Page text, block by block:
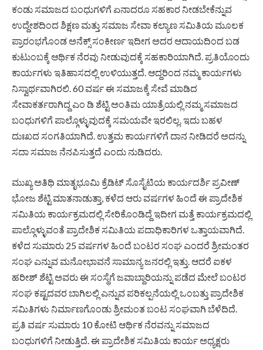
ಕಂಡು ಸಮಾಜದ ಬಂಧುಗಳಿಗೆ ಏನಾದರೂ ಸಹಕಾರ ನೀಡಬೇಕೆನ್ನುವ
ಉದ್ದೇಶದಿಂದ ಶಿಕ್ಷಣ ಮತ್ತು ಸಮಾಜ ಸೇವಾ ಕಲ್ಯಾಣ ಸಮಿತಿಯ ಮೂಲಕ
ಪ್ರಾರಂಭಗೊಂಡ ಅನೆಕ್ಸ್ ಸಂಕೀರ್ಣ ಇದೀಗ ಅದರ ಆದಾಯದಿಂದ ಬಡ
ಕುಟುಂಬಕ್ಕೆ ಆರ್ಥಿಕ ನೆರವು ನೀಡುವುದಕ್ಕೆ ಸಹಕಾರಿಯಾಗಿದೆ. ಪ್ರತಿಯೊಂದು
ಕಾರ್ಯಗಳು ಇತಿಹಾಸದಲ್ಲಿ ಉಳಿಯುತ್ತದೆ. ಆದ್ದರಿಂದ ನಮ್ಮ ಕಾರ್ಯಗಳು
ನಿಸ್ವಾರ್ಥವಾಗಿರಲಿ. 60 ವರ್ಷ ಈ ಸಮಾಜಕ್ಕೆ ಸೇವೆ ಮಾಡಿದ
ಸೇವಾಕರ್ತರಾಗಿದ್ದ ಎಂ ಡಿ ಶೆಟ್ಟಿ ಅಂತಿಮ ಯಾತ್ರೆಯಲ್ಲಿ ನಮ್ಮ ಸಮಾಜದ
ಬಂಧುಗಳಿಗೆ ಪಾಲ್ಗೊಳ್ಳುವುದಕ್ಕೆ ಸಮಯವೇ ಇರಲಿಲ್ಲ. ಇದು ಬಹಳ
ದುಃಖದ ಸಂಗತಿಯಾಗಿದೆ. ಉತ್ತಮ ಕಾರ್ಯಗಳಿಗೆ ದಾನ ನೀಡಿದರೆ ಅದನ್ನು
ಸದಾ ಸಮಾಜ ನೆನಪಿಸುತ್ತದೆ ಎಂದು ನುಡಿದರು.
ಮುಖ್ಯ ಅತಿಥಿ ಮಾತೃಭೂಮಿ ಕ್ರೆಡಿಟ್ ಸೊಸೈಟಿಯ ಕಾರ್ಯದರ್ಶಿ ಪ್ರವೀಣ್
ಭೋಜ ಶೆಟ್ಟಿ ಮಾತನಾಡುತ್ತಾ, ಕಳೆದ ಆರು ವರ್ಷಗಳ ಹಿಂದೆ ಈ ಪ್ರಾದೇಶಿಕ
ಸಮಿತಿಯ ಕಾರ್ಯಕ್ರಮದಲ್ಲಿ ಸೇರಿಕೊಂಡಿದ್ದೆ ಇದೀಗ ಮತ್ತೆ ಕಾರ್ಯಕ್ರಮದಲ್ಲಿ
ಪಾಲ್ಗೊಳ್ಳುವಂತೆ ಪ್ರಾದೇಶಿಕ ಸಮಿತಿಯ ಪದಾಧಿಕಾರಿಗಳ ಒತ್ತಾಯವಾಗಿದೆ.
ಕಳೆದ ಸುಮಾರು 25 ವರ್ಷಗಳ ಹಿಂದೆ ಬಂಟರ ಸಂಘ ಎಂದರೆ ಶ್ರೀಮಂತರ
ಸಂಘ ಎನ್ನುವ ಮನೋಭಾವನೆ ಸಾಮಾನ್ಯ ಜನರಲ್ಲಿ ಇತ್ತು. ಆದರೆ ಐಕಳ
ಹರೀಶ್ ಶೆಟ್ಟಿ ಅವರು ಈ ಸಂಸ್ಥೆಗೆ ಜವಾಬ್ದಾರಿಯನ್ನು ಪಡೆದ ಮೇಲೆ ಬಂಟರ
ಸಂಘ ಕಷ್ಟದವರ ಬಾಗಿಲಲ್ಲಿ ಎನ್ನುವ ಪರಿಕಲ್ಪನೆಯಲ್ಲಿ ಒಂಬತ್ತು ಪ್ರಾದೇಶಿಕ
ಸಮಿತಿಗಳು ನಿರ್ಮಾಣಗೊಂಡು ಶ್ರೀಮಂತ ಬಂಟ ಸಂಘವಾಗಿ ಬೆಳೆದಿದೆ.
ಪ್ರತಿ ವರ್ಷ ಸುಮಾರು 10 ಕೋಟಿ ಆರ್ಥಿಕ ನೆರವನ್ನು ಸಮಾಜದ
ಬಂಧುಗಳಿಗೆ ನೀಡುತ್ತಿದೆ. ಈ ಪ್ರಾದೇಶಿಕ ಸಮಿತಿಯ ಕಾರ್ಯ ಅಧ್ಯಕ್ಷರು